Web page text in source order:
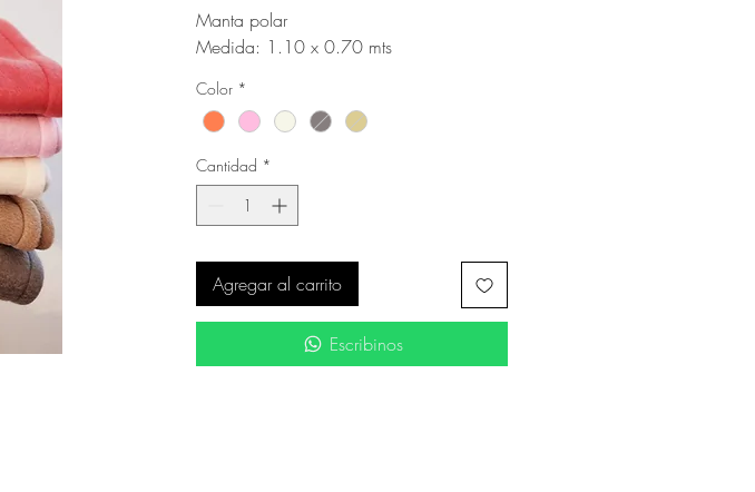
Manta polar
Medida: 1.10 x 0.70 mts
Color *
Cantidad *
Agregar al carrito
Escribinos